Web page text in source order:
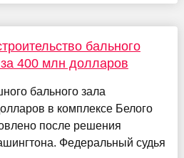
бального
400 млн долларов
бального зала
в комплексе Белого
после решения
Федеральный судья